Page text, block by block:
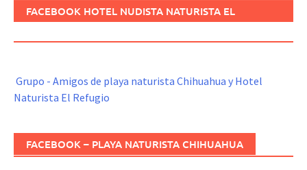
FACEBOOK HOTEL NUDISTA NATURISTA EL
Grupo - Amigos de playa naturista Chihuahua y Hotel
Naturista El Refugio
FACEBOOK – PLAYA NATURISTA CHIHUAHUA